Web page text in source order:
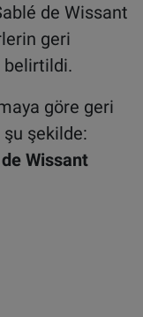
de Wissant
geri
belirtildi.
göre geri
şekilde:
Wissant